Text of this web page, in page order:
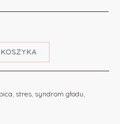
pica, stres, syndrom głodu,